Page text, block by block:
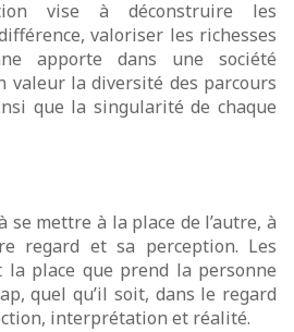
vise à déconstruire les
valoriser les richesses
apporte dans une société
valeur la diversité des parcours
que la singularité de chaque
mettre à la place de l’autre, à
regard et sa perception. Les
place que prend la personne
quel qu’il soit, dans le regard
interprétation et réalité.